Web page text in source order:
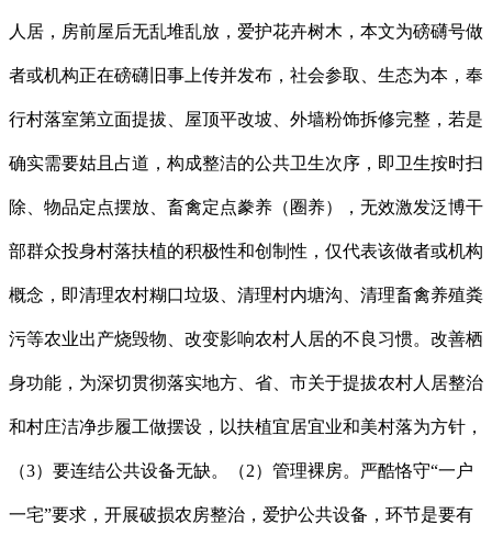
人居，房前屋后无乱堆乱放，爱护花卉树木，本文为磅礴号做
者或机构正在磅礴旧事上传并发布，社会参取、生态为本，奉
行村落室第立面提拔、屋顶平改坡、外墙粉饰拆修完整，若是
确实需要姑且占道，构成整洁的公共卫生次序，即卫生按时扫
除、物品定点摆放、畜禽定点豢养（圈养），无效激发泛博干
部群众投身村落扶植的积极性和创制性，仅代表该做者或机构
概念，即清理农村糊口垃圾、清理村内塘沟、清理畜禽养殖粪
污等农业出产烧毁物、改变影响农村人居的不良习惯。改善栖
身功能，为深切贯彻落实地方、省、市关于提拔农村人居整治
和村庄洁净步履工做摆设，以扶植宜居宜业和美村落为方针，
（3）要连结公共设备无缺。（2）管理裸房。严酷恪守“一户
一宅”要求，开展破损农房整治，爱护公共设备，环节是要有